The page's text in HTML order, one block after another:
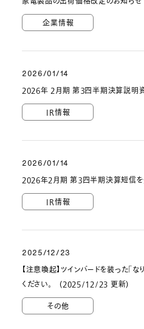
企業情報
2026/01/14
2026年 2月期 第３四半期決算説明資
IR情報
2026/01/14
2026年2月期 第３四半期決算短信を
IR情報
2025/12/23
【注意喚起】ツインバードを装った｢
ください。 (2025/12/23 更新)
その他